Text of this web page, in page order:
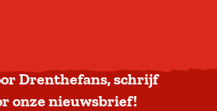
a
a
Drenthefans, schrijf
onze nieuwsbrief!